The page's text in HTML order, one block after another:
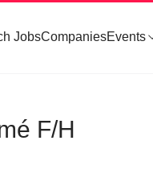
JobsCompaniesEvents
F/H